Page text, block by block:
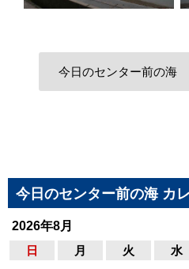
今日のセンター前の海
今日のセンター前の海 カ
2026年8月
日
月 火 水